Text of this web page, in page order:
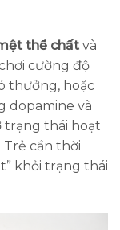
thể chất và
cường độ
thưởng, hoặc
dopamine và
trạng thái hoạt
Trẻ cần thời
khỏi trạng thái